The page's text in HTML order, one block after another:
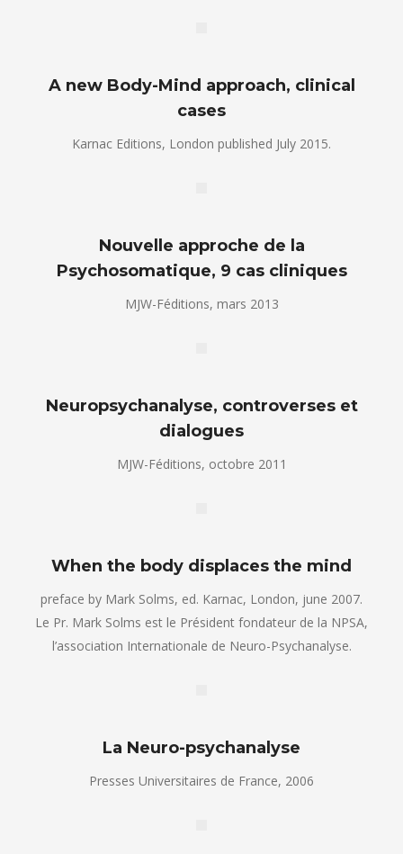
A new Body-Mind approach, clinical
cases
Karnac Editions, London published July 2015.
Nouvelle approche de la
Psychosomatique, 9 cas cliniques
MJW-Féditions, mars 2013
Neuropsychanalyse, controverses et
dialogues
MJW-Féditions, octobre 2011
When the body displaces the mind
preface by Mark Solms, ed. Karnac, London, june 2007.
Le Pr. Mark Solms est le Président fondateur de la NPSA,
l’association Internationale de Neuro-Psychanalyse.
La Neuro-psychanalyse
Presses Universitaires de France, 2006